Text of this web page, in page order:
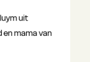
uit
en mama van